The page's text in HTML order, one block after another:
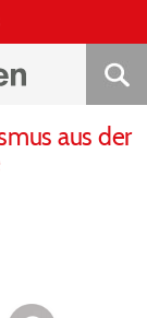
aus der